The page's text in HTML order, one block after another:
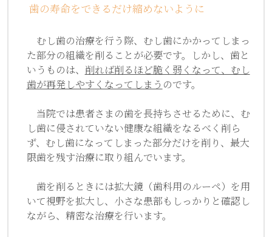
歯の寿命をできるだけ縮めないように
むし歯の治療を行う際、むし歯にかかってしまっ
た部分の組織を削ることが必要です。しかし、歯と
いうものは、 削れば削るほど脆く弱くなって、むし
歯が再発しやすくなってしまう のです。
当院では患者さまの歯を長持ちさせるために、む
し歯に侵されていない健康な組織をなるべく削ら
ず、むし歯になってしまった部分だけを削り、最大
限歯を残す治療に取り組んでいます。
歯を削るときには拡大鏡（歯科用のルーペ）を用
いて視野を拡大し、小さな患部もしっかりと確認し
ながら、精密な治療を行います。